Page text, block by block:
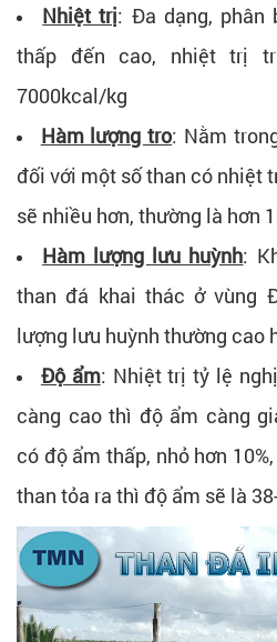
Nhiệt trị: Đa dạng,
thấp đến cao, nhiệt trị
7000kcal/kg
Hàm lượng tro: Nằm
đối với một số than có nhiệt
sẽ nhiều hơn, thường là hơn
Hàm lượng lưu huỳnh:
than đá khai thác ở vùng
lượng lưu huỳnh thường cao
Độ ẩm: Nhiệt trị tỷ lệ
càng cao thì độ ẩm càng
có độ ẩm thấp, nhỏ hơn
than tỏa ra thì độ ẩm sẽ là